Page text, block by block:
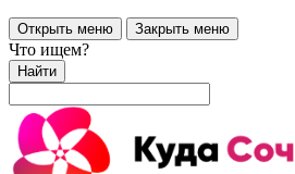
Открыть меню Закрыть меню
Что ищем?
Найти